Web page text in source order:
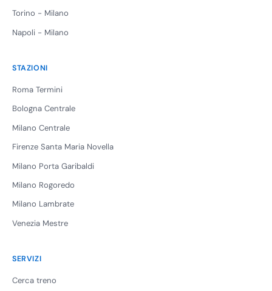
Torino - Milano
Napoli - Milano
STAZIONI
Roma Termini
Bologna Centrale
Milano Centrale
Firenze Santa Maria Novella
Milano Porta Garibaldi
Milano Rogoredo
Milano Lambrate
Venezia Mestre
SERVIZI
Cerca treno